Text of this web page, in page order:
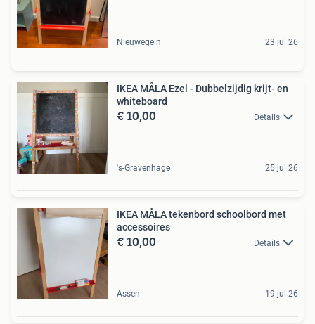
Nieuwegein 23 jul 26
IKEA MÅLA Ezel - Dubbelzijdig krijt- en
whiteboard
€ 10,00 Details
's-Gravenhage 25 jul 26
IKEA MÅLA tekenbord schoolbord met
accessoires
€ 10,00 Details
Assen 19 jul 26